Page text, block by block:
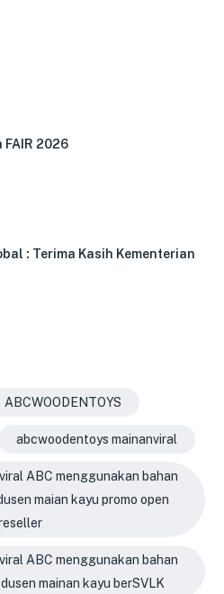
FAIR 2026
: Terima Kasih Kementerian
ABCWOODENTOYS
abcwoodentoys mainanviral
ABC menggunakan bahan
maian kayu promo open
ABC menggunakan bahan
mainan kayu berSVLK